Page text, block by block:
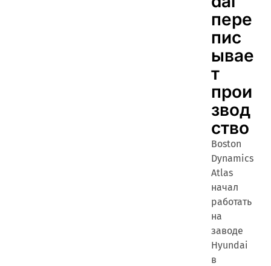
пере
пис
ывае
т
прои
звод
ство
Boston
Dynamics
Atlas
начал
работать
на
заводе
Hyundai
в